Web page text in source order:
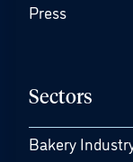
Press
Sectors
Bakery